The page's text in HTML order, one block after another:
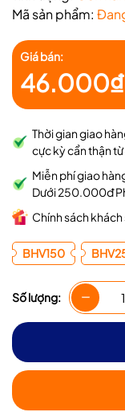
Mã sản phẩm:
Giá bán:
46.000₫
Thời gian giao
cực kỳ cẩn thận
Miễn phí giao
Dưới 250.000đ
Chính sách
BHV150
Số lượng: